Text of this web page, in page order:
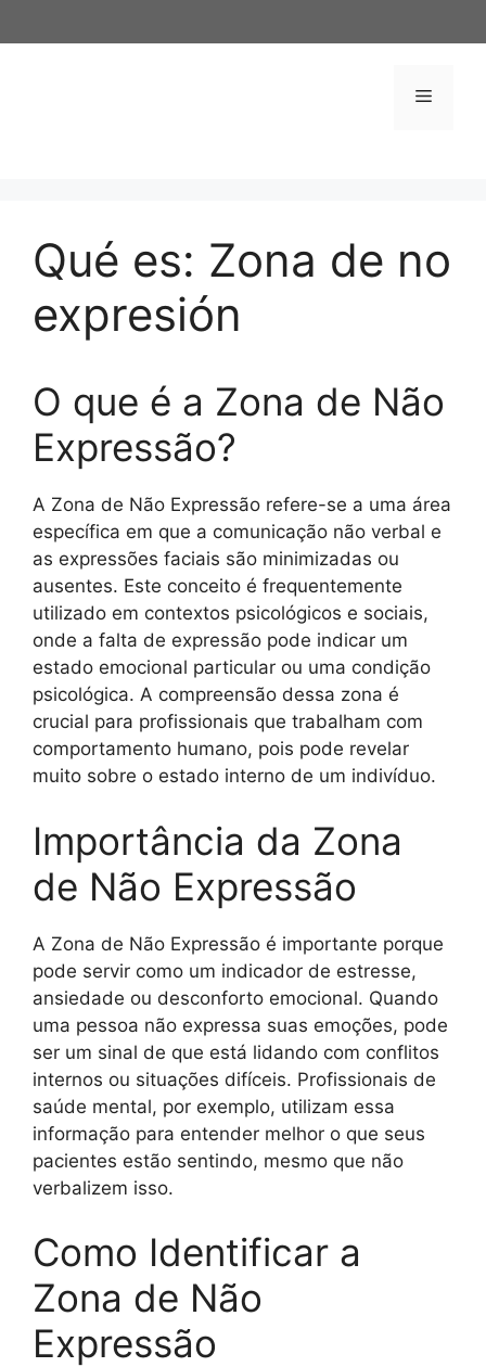
al
Menú
Qué es: Zona de no
expresión
O que é a Zona de Não
Expressão?
A Zona de Não Expressão refere-se a uma área
específica em que a comunicação não verbal e
as expressões faciais são minimizadas ou
ausentes. Este conceito é frequentemente
utilizado em contextos psicológicos e sociais,
onde a falta de expressão pode indicar um
estado emocional particular ou uma condição
psicológica. A compreensão dessa zona é
crucial para profissionais que trabalham com
comportamento humano, pois pode revelar
muito sobre o estado interno de um indivíduo.
Importância da Zona
de Não Expressão
A Zona de Não Expressão é importante porque
pode servir como um indicador de estresse,
ansiedade ou desconforto emocional. Quando
uma pessoa não expressa suas emoções, pode
ser um sinal de que está lidando com conflitos
internos ou situações difíceis. Profissionais de
saúde mental, por exemplo, utilizam essa
informação para entender melhor o que seus
pacientes estão sentindo, mesmo que não
verbalizem isso.
Como Identificar a
Zona de Não
Expressão